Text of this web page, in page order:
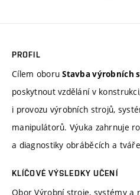
PROFIL
Cílem oboruStavba výrobních
poskytnout vzdělání v
i provozu výrobních strojů,
manipulátorů. Výuka zahrnuje
a diagnostiky obráběcích a
KLÍČOVÉ VÝSLEDKY UČENÍ
Obor Výrobní stroje, systémy a